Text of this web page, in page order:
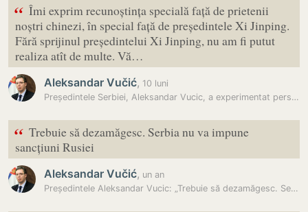
“ Îmi exprim recunoștința specială față de prietenii
noștri chinezi, în special față de președintele Xi Jinping.
Fără sprijinul președintelui Xi Jinping, nu am fi putut
realiza atît de multe. Vă…
Aleksandar Vučić, 10 luni
Președintele Serbiei, Aleksandar Vucic, a experimentat personal…
“ Trebuie să dezamăgesc. Serbia nu va impune
sancțiuni Rusiei
Aleksandar Vučić, un an
Președintele Aleksandar Vucic: „Trebuie să dezamăgesc. Serbia nu va…